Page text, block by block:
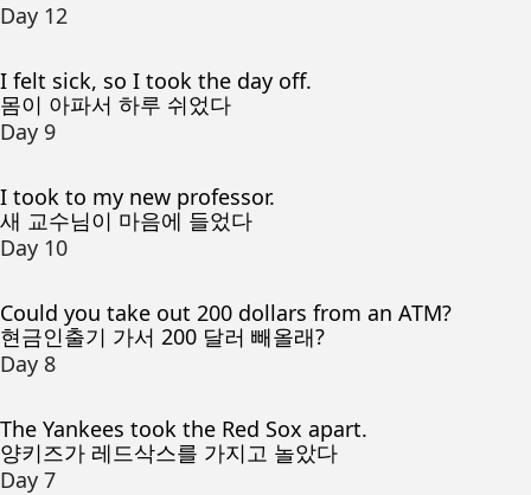
Day 12
I felt sick, so I took the day off.
몸이 아파서 하루 쉬었다
Day 9
I took to my new professor.
새 교수님이 마음에 들었다
Day 10
Could you take out 200 dollars from an ATM?
현금인출기 가서 200 달러 빼올래?
Day 8
The Yankees took the Red Sox apart.
양키즈가 레드삭스를 가지고 놀았다
Day 7